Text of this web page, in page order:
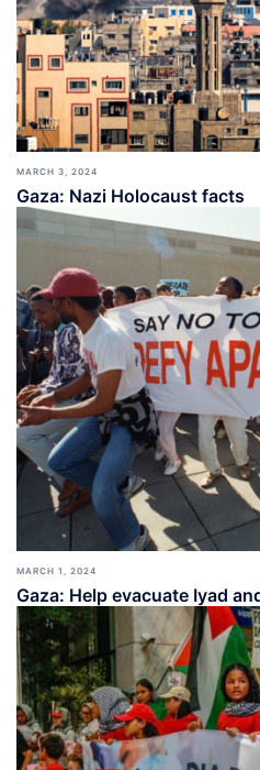
MARCH 3, 2024
Gaza: Nazi Holocaust facts
MARCH 1, 2024
Gaza: Help evacuate Iyad